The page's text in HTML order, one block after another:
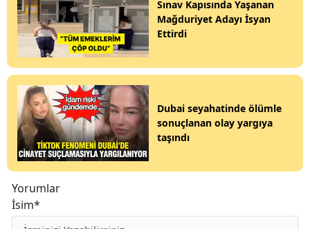
Sınav Kapısında Yaşanan
Mağduriyet Adayı İsyan
Ettirdi
Dubai seyahatinde ölümle
sonuçlanan olay yargıya
taşındı
Yorumlar
İsim*